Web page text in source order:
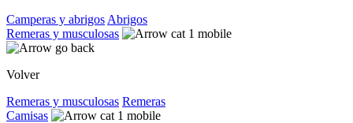
Camperas y abrigos Abrigos
Remeras y musculosas
Volver
Remeras y musculosas Remeras
Camisas